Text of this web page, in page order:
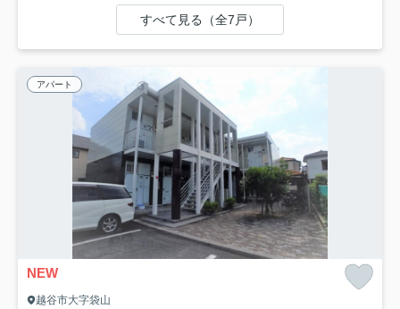
すべて見る（全7戸）
アパート
NEW
越谷市大字袋山